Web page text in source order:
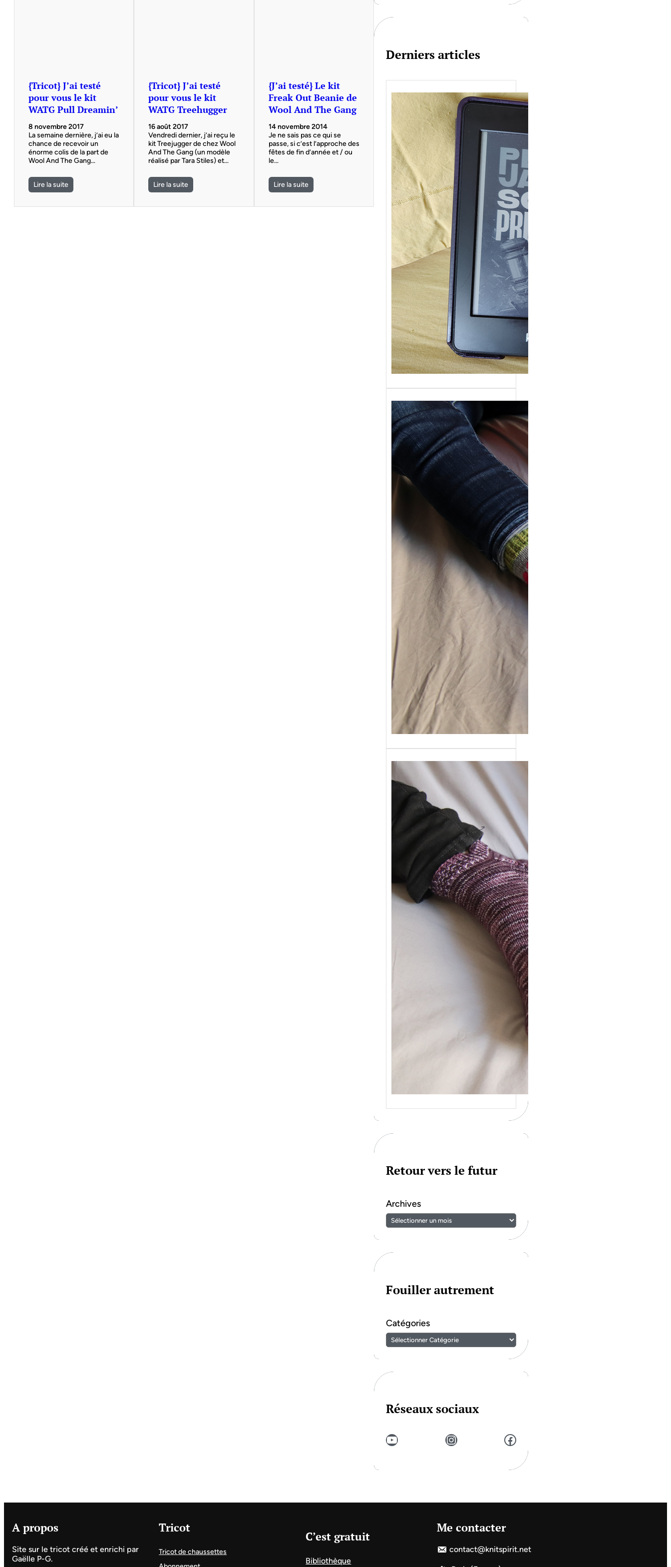
{Tricot} J’ai testé
pour vous le kit
WATG Pull Dreamin’
8 novembre 2017
La semaine dernière, j’ai eu la
chance de recevoir un
énorme colis de la part de
Wool And The Gang…
Lire la suite
{Tricot} J’ai testé
pour vous le kit
WATG Treehugger
16 août 2017
Vendredi dernier, j’ai reçu le
kit Treejugger de chez Wool
And The Gang (un modèle
réalisé par Tara Stiles) et…
Lire la suite
{J’ai testé} Le kit
Freak Out Beanie de
Wool And The Gang
14 novembre 2014
Je ne sais pas ce qui se
passe, si c’est l’approche des
fêtes de fin d’année et / ou
le…
Lire la suite
h
Derniers articles
Je bouquine #149
Sans grande surprise, j’ai
replongé dans la série
« Roy Grace »…
{Tricot} Flower
power socks
Ce patron a été
initialement créé pour
les membres de…
{Tricot} Le défi 2026
: Je tricote mes
socquettes
C’est la 4ème année
j’organise un défi de…
Retour vers le futur
Archives
Fouiller autrement
Catégories
Réseaux sociaux
YouTube Instagram Facebook
A propos
Site sur le tricot créé et enrichi par
Gaëlle P-G.
Tricot
Tricot de chaussettes
C’est gratuit
Bibliothèque
Me contacter
contact@knitspirit.net